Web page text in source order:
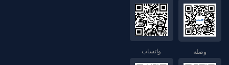
واتساب وصلة